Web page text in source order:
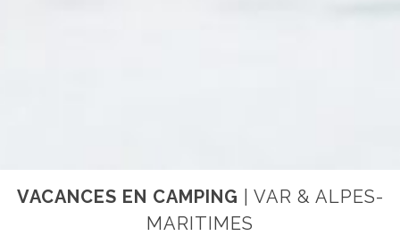
VACANCES EN CAMPING | VAR & ALPES-
MARITIMES